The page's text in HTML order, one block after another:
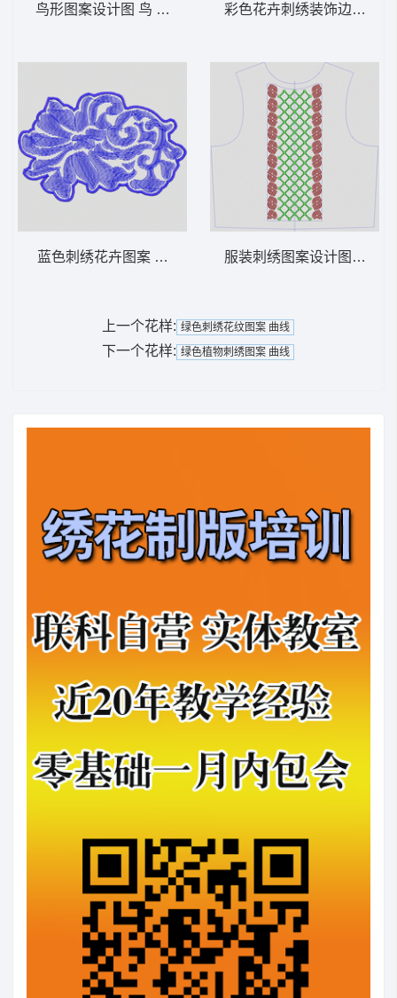
鸟形图案设计图 鸟 珠片
蓝色刺绣花卉图案 曲线
彩色花卉刺绣装饰边框 靓花
服装刺绣图案设计图 条码
上一个花样: 绿色刺绣花纹图案 曲线
下一个花样: 绿色植物刺绣图案 曲线